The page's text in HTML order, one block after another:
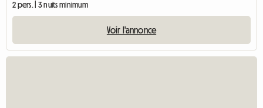
2 pers. | 3 nuits minimum
Voir l'annonce